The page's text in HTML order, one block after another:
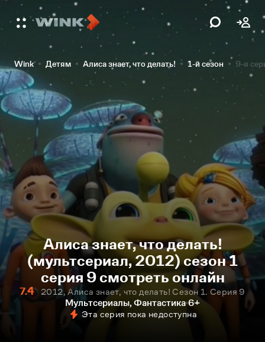
Wink Детям Алиса знает, что делать! 1-й сезон 9-я
Алиса знает, что делать!
(мультсериал, 2012) сезон 1
серия 9 смотреть онлайн
7.4
2012, Алиса знает, что делать! Сезон 1. Серия 9
Мультсериалы, Фантастика 6+
Эта серия пока недоступна